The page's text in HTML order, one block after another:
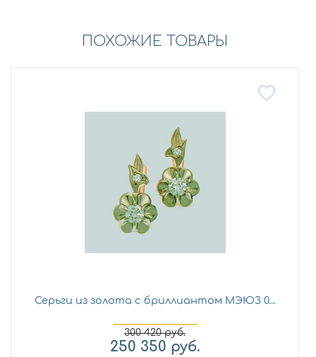
ПОХОЖИЕ ТОВАРЫ
Серьги из золота с бриллиантом МЭЮЗ 0...
300 420руб.
250 350 руб.